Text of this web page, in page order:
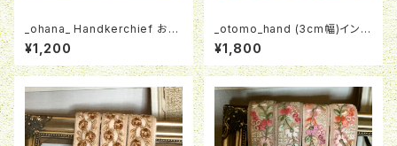
_ohana_ Handkerchief おは
なのハンカチーフ②(一点もの)
¥1,200
_otomo_hand (3cm幅)インド
刺繍ストラップ
¥1,800